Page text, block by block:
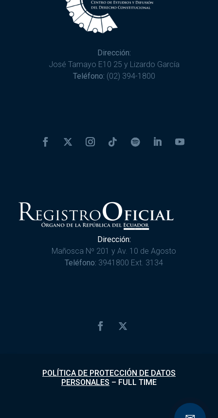
Dirección:
José Tamayo E10 25 y Lizardo García
Teléfono: (02) 394-1800
Dirección:
Mañosca Nº 201 y Av. 10 de Agosto
Teléfono: 3941800 Ext. 3134
POLÍTICA DE PROTECCIÓN DE DATOS
PERSONALES – FULL TIME